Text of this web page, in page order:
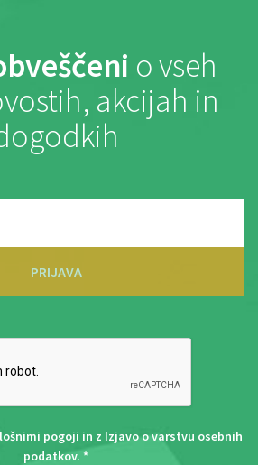
o vseh
akcijah in
PRIJAVA
pogoji in z Izjavo o varstvu osebnih
podatkov. *